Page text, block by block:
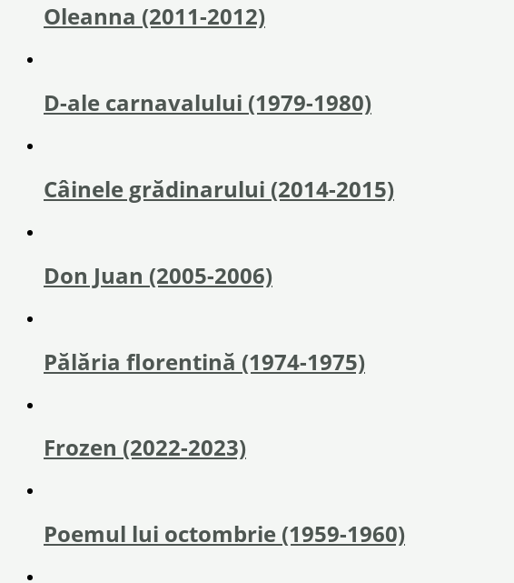
Oleanna (2011-2012)
D-ale carnavalului (1979-1980)
Câinele grădinarului (2014-2015)
Don Juan (2005-2006)
Pălăria florentină (1974-1975)
Frozen (2022-2023)
Poemul lui octombrie (1959-1960)